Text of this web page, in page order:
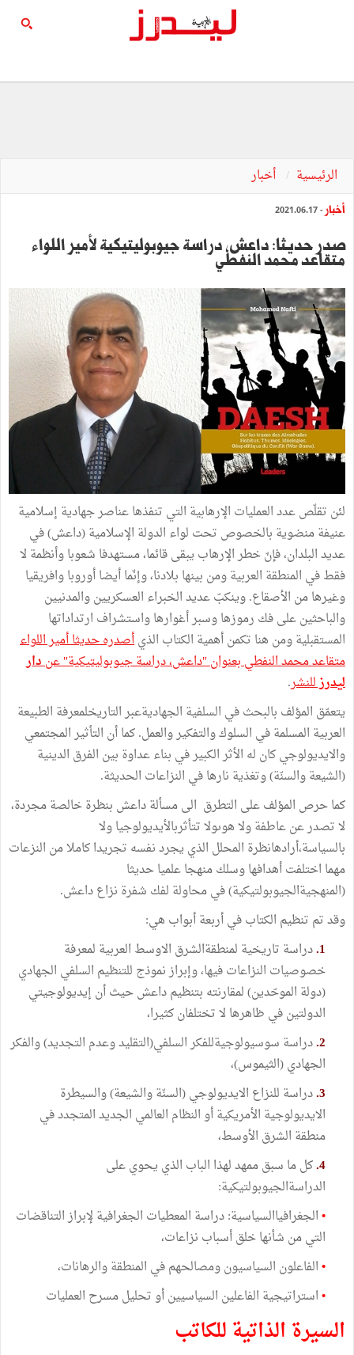
الرئيسية أخبار
أخبار - 2021.06.17
صدر حديثا: داعش، دراسة جيوبوليتيكية لأمير اللواء
متقاعد محمد النفطي
لئن تقلّص عدد العمليات الإرهابية التي تنفذها عناصر جهادية إسلامية
عنيفة منضوية بالخصوص تحت لواء الدولة الإسلامية (داعش) في
عديد البلدان، فإنّ خطر الإرهاب يبقى قائما، مستهدفا شعوبا وأنظمة لا
فقط في المنطقة العربية ومن بينها بلادنا، وإنّما أيضا أوروبا وافريقيا
وغيرها من الأصقاع. وينكبّ عديد الخبراء العسكريين والمدنيين
والباحثين على فك رموزها وسبر أغوارها واستشراف ارتداداتها
المستقبلية ومن هنا تكمن أهمية الكتاب الذيأصدره حديثا أمير اللواء
متقاعد محمد النفطي بعنوان "داعش، دراسة جيوبوليتيكية" عندار
ليدرزللنشر.
يتعمّق المؤلف بالبحث في السلفية الجهاديةعبر التاريخلمعرفة الطبيعة
العربية المسلمة في السلوك والتفكير والعمل. كما أن التأثير المجتمعي
والايديولوجي كان له الأثر الكبير في بناء عداوة بين الفرق الدينية
(الشيعة والسنّة) وتغذية نارها في النزاعات الحديثة.
كما حرص المؤلف على التطرق الى مسألة داعش بنظرة خالصة مجردة،
لا تصدر عن عاطفة ولا هوىولا تتأثربالأيديولوجيا ولا
بالسياسة،أرادهانظرة المحلل الذي يجرد نفسه تجريدا كاملا من النزعات
مهما اختلفت أهدافها وسلك منهجا علميا حديثا
(المنهجيةالجيوبولتيكية) في محاولة لفك شفرة نزاع داعش.
وقد تم تنظيم الكتاب في أربعة أبواب هي:
1. دراسة تاريخية لمنطقةالشرق الاوسط العربية لمعرفة
خصوصيات النزاعات فيها، وإبراز نموذج للتنظيم السلفي الجهادي
(دولة الموحّدين) لمقارنته بتنظيم داعش حيث أن إيديولوجيتي
الدولتين في ظاهرها لا تختلفان كثيرا،
2. دراسة سوسيولوجيةللفكر السلفي(التقليد وعدم التجديد) والفكر
الجهادي (الثيموس)،
3. دراسة للنزاع الايديولوجي (السنّة والشيعة) والسيطرة
الايديولوجية الأمريكية أو النظام العالمي الجديد المتجدد في
منطقة الشرق الأوسط،
4. كل ما سبق ممهد لهذا الباب الذي يحوي على
الدراسةالجيوبولتيكية:
•الجغرافياالسياسية: دراسة المعطيات الجغرافية لإبراز التناقضات
التي من شأنها خلق أسباب نزاعات،
•الفاعلون السياسيون ومصالحهم في المنطقة والرهانات،
•استراتيجية الفاعلين السياسيين أو تحليل مسرح العمليات
السيرة الذاتية للكاتب